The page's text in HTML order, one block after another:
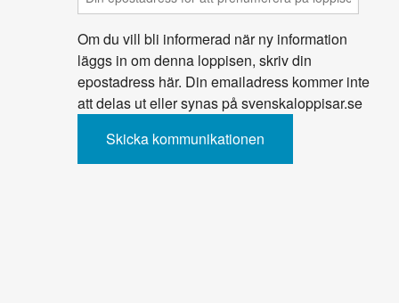
Om du vill bli informerad när ny information
läggs in om denna loppisen, skriv din
epostadress här. Din emailadress kommer inte
att delas ut eller synas på svenskaloppisar.se